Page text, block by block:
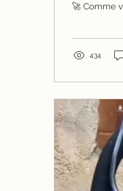
🚀 Comme
que434